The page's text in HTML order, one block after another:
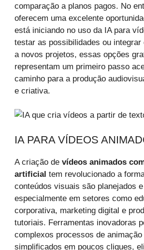
comparação a planos pagos. No
oferecem uma excelente
está iniciando no uso da IA para
testar as possibilidades ou integrar
a novos projetos, essas opções
representam um primeiro passo
caminho para a produção
e criativa.
IA PARA VÍDEOS
A criação de vídeos animados
artificial tem revolucionado a
conteúdos visuais são planejados
especialmente em setores como
corporativa, marketing digital e
tutoriais. Ferramentas inovadoras
complexos processos de animação
simplificados em poucos cliques,